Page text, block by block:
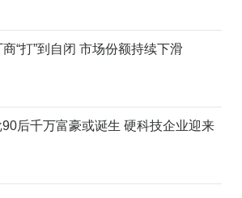
“打”到自闭 市场份额持续下滑
后千万富豪或诞生 硬科技企业迎来